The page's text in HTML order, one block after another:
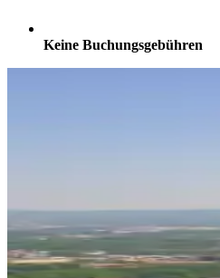
Keine Buchungsgebühren